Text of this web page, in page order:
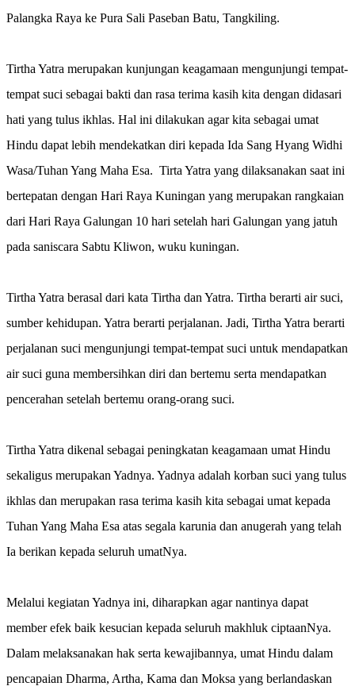
Palangka Raya ke Pura Sali Paseban Batu, Tangkiling.
Tirtha Yatra merupakan kunjungan keagamaan mengunjungi tempat-
tempat suci sebagai bakti dan rasa terima kasih kita dengan didasari
hati yang tulus ikhlas. Hal ini dilakukan agar kita sebagai umat
Hindu dapat lebih mendekatkan diri kepada Ida Sang Hyang Widhi
Wasa/Tuhan Yang Maha Esa. Tirta Yatra yang dilaksanakan saat ini
bertepatan dengan Hari Raya Kuningan yang merupakan rangkaian
dari Hari Raya Galungan 10 hari setelah hari Galungan yang jatuh
pada saniscara Sabtu Kliwon, wuku kuningan.
Tirtha Yatra berasal dari kata Tirtha dan Yatra. Tirtha berarti air suci,
sumber kehidupan. Yatra berarti perjalanan. Jadi, Tirtha Yatra berarti
perjalanan suci mengunjungi tempat-tempat suci untuk mendapatkan
air suci guna membersihkan diri dan bertemu serta mendapatkan
pencerahan setelah bertemu orang-orang suci.
Tirtha Yatra dikenal sebagai peningkatan keagamaan umat Hindu
sekaligus merupakan Yadnya. Yadnya adalah korban suci yang tulus
ikhlas dan merupakan rasa terima kasih kita sebagai umat kepada
Tuhan Yang Maha Esa atas segala karunia dan anugerah yang telah
Ia berikan kepada seluruh umatNya.
Melalui kegiatan Yadnya ini, diharapkan agar nantinya dapat
member efek baik kesucian kepada seluruh makhluk ciptaanNya.
Dalam melaksanakan hak serta kewajibannya, umat Hindu dalam
pencapaian Dharma, Artha, Kama dan Moksa yang berlandaskan